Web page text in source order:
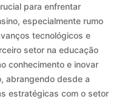
para enfrentar
especialmente rumo
tecnológicos e
setor na educação
conhecimento e inovar
abrangendo desde a
estratégicas com o setor